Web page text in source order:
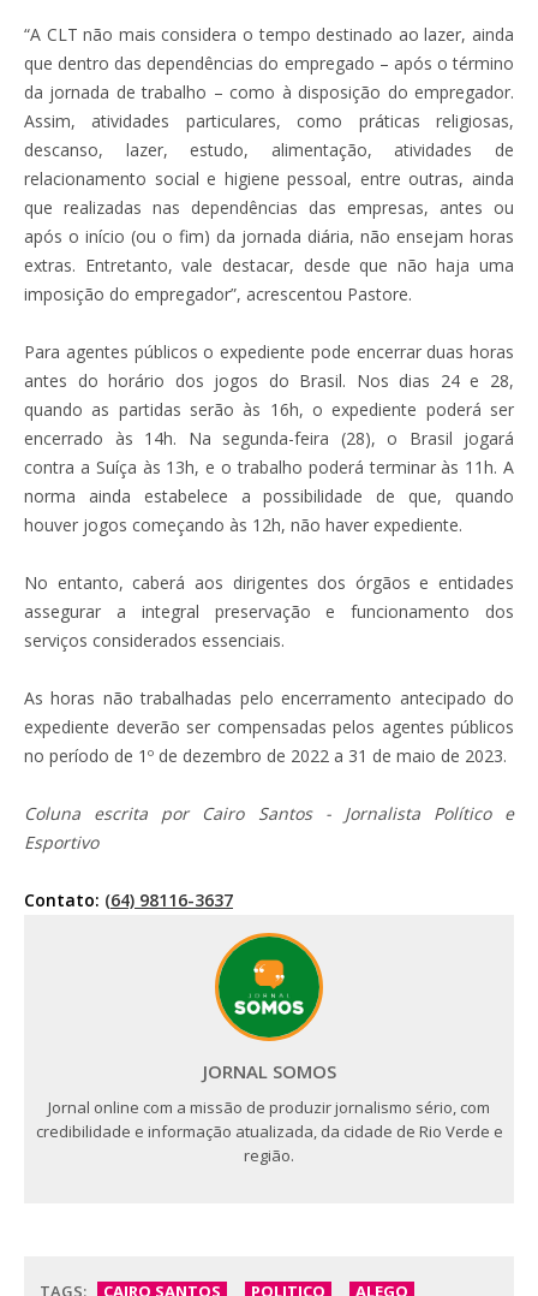
“A CLT não mais considera o tempo destinado ao lazer, ainda
que dentro das dependências do empregado – após o término
da jornada de trabalho – como à disposição do empregador.
Assim, atividades particulares, como práticas religiosas,
descanso, lazer, estudo, alimentação, atividades de
relacionamento social e higiene pessoal, entre outras, ainda
que realizadas nas dependências das empresas, antes ou
após o início (ou o fim) da jornada diária, não ensejam horas
extras. Entretanto, vale destacar, desde que não haja uma
imposição do empregador”, acrescentou Pastore.
Para agentes públicos o expediente pode encerrar duas horas
antes do horário dos jogos do Brasil. Nos dias 24 e 28,
quando as partidas serão às 16h, o expediente poderá ser
encerrado às 14h. Na segunda-feira (28), o Brasil jogará
contra a Suíça às 13h, e o trabalho poderá terminar às 11h. A
norma ainda estabelece a possibilidade de que, quando
houver jogos começando às 12h, não haver expediente.
No entanto, caberá aos dirigentes dos órgãos e entidades
assegurar a integral preservação e funcionamento dos
serviços considerados essenciais.
As horas não trabalhadas pelo encerramento antecipado do
expediente deverão ser compensadas pelos agentes públicos
no período de 1º de dezembro de 2022 a 31 de maio de 2023.
Coluna escrita por Cairo Santos - Jornalista Político e
Esportivo
Contato: (64) 98116-3637
JORNAL SOMOS
Jornal online com a missão de produzir jornalismo sério, com
credibilidade e informação atualizada, da cidade de Rio Verde e
região.
TAGS: CAIRO SANTOS POLITICO ALEGO